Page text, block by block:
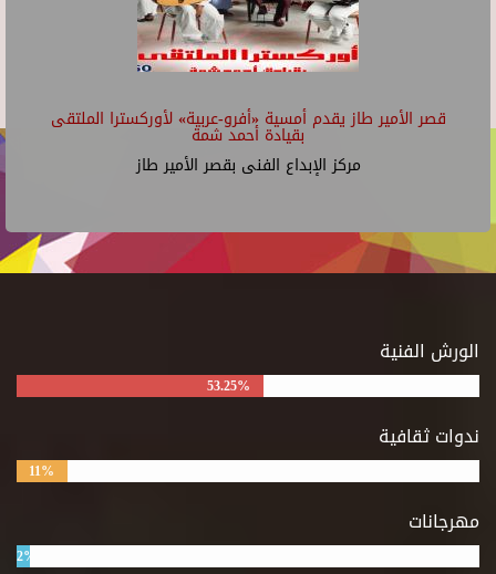
قصر الأمير طاز يقدم أمسية «أفرو-عربية» لأوركسترا الملتقى
بقيادة أحمد شمة
مركز الإبداع الفنى بقصر الأمير طاز
الورش الفنية
53.25%
ندوات ثقافية
11%
مهرجانات
2%